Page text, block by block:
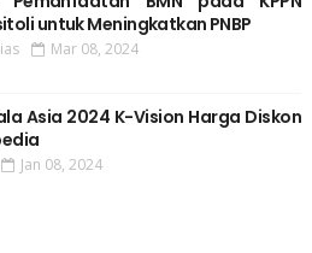
untuk Meningkatkan PNBP
Mar 08, 2024
Asia 2024 K-Vision Harga Diskon
Jan 08, 2024